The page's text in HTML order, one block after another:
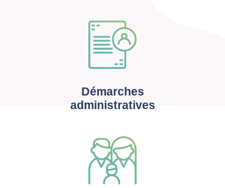
Démarches
administratives